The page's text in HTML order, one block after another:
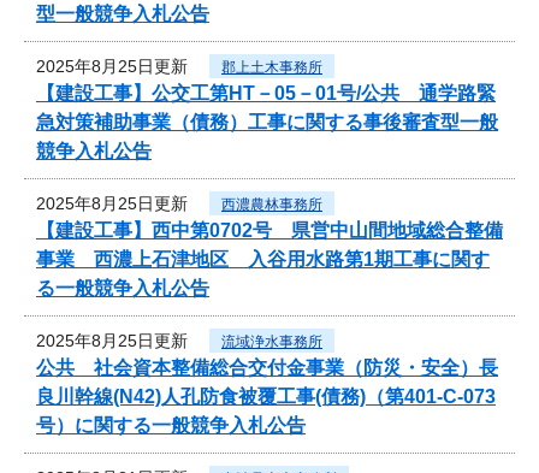
型一般競争入札公告
2025年8月25日更新 郡上土木事務所
【建設工事】公交工第HT－05－01号/公共 通学路緊
急対策補助事業（債務）工事に関する事後審査型一般
競争入札公告
2025年8月25日更新 西濃農林事務所
【建設工事】西中第0702号 県営中山間地域総合整備
事業 西濃上石津地区 入谷用水路第1期工事に関す
る一般競争入札公告
2025年8月25日更新 流域浄水事務所
公共 社会資本整備総合交付金事業（防災・安全）長
良川幹線(N42)人孔防食被覆工事(債務)（第401-C-073
号）に関する一般競争入札公告